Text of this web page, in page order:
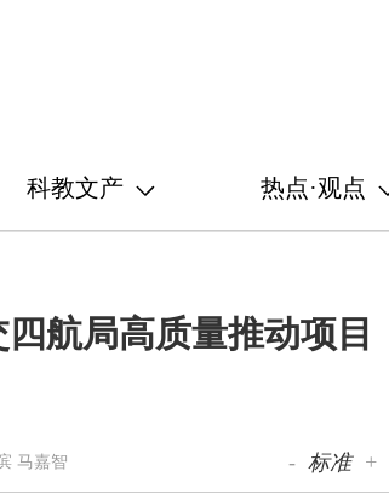
科教文产 热点·观点
航局高质量推动项目
马嘉智 - 标准 +